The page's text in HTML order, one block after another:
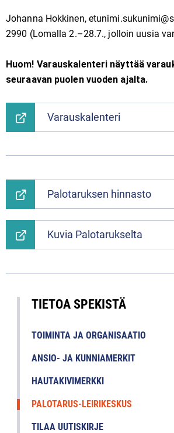
Johanna Hokkinen,
2990 (Lomalla 2.–28.7., jolloin uusia
Huom! Varauskalenteri näyttää
seuraavan puolen vuoden ajalta.
Varauskalenteri
Palotaruksen hinnasto
Kuvia Palotarukselta
TIETOA SPEKISTÄ
TOIMINTA JA ORGANISAATIO
ANSIO- JA KUNNIAMERKIT
HAUTAKIVIMERKKI
PALOTARUS-LEIRIKESKUS
TILAA UUTISKIRJE